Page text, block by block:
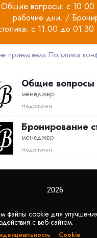
Бронирование
2026
© ООО «КРЕПОСТНОЙ
файлы cookie для
с веб-сайтом.
Cookie
Общие вопросы: с 10:00
рабочие дни. /
с 11:00 до
приемлема Политика
Общие вопросы
менеджер
Недоступен
Бронирование
менеджер
Недоступен